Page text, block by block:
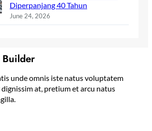
Diperpanjang 40 Tahun
June 24, 2026
Builder
unde omnis iste natus voluptatem
at, pretium et arcu natus